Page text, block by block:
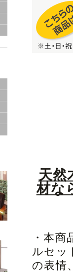
天然
材な
・本
ルセッ
の表情